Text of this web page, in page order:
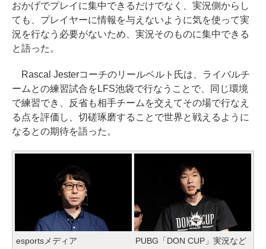
おかげでプレイに集中できるだけでなく、実況側からし
ても、プレイヤーに情報を与えないように気を使って実
況を行なう必要がないため、実況そのものに集中できる
と語った。
Rascal Jesterコーチのリールベルト氏は、ライバルチ
ームとの練習試合をLFS池袋で行なうことで、同じ環境
で練習でき、反省も相手チームを交えてその場で行なえ
る点を評価し、切磋琢磨することで世界と戦えるように
なるとの期待を語った。
esportsメディア
PUBG「DON CUP」実況など